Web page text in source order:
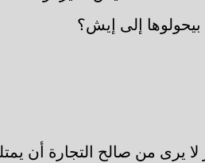
بيحولوها إلى إيش؟
يرى من صالح التجارة أن